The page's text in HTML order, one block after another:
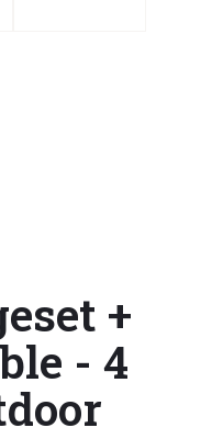
+
- 4